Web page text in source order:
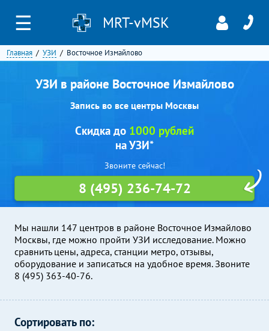
☰ MRT-vMSK
Главная УЗИ Восточное Измайлово
УЗИ в районе Восточное Измайлово
Запись во все центры Москвы
Мы нашли 147 центров в районе Восточное Измайлово
Москвы, где можно пройти УЗИ исследование. Можно
сравнить цены, адреса, станции метро, отзывы,
оборудование и записаться на удобное время. Звоните
8 (495) 363-40-76.
Скидка до 1000 рублей
на УЗИ*
Звоните сейчас!
8 (495) 236-74-72
Сортировать по: